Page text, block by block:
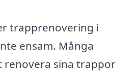
trapprenovering i
ensam. Många
renovera sina trappor